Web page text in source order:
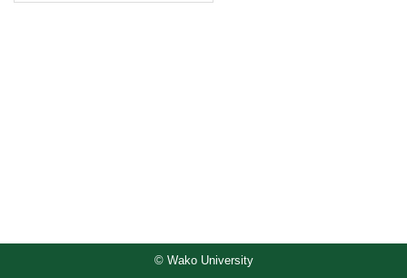
© Wako University